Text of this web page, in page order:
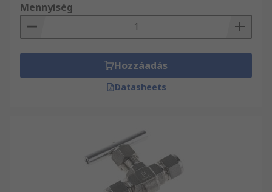
Mennyiség
Hozzáadás
Datasheets